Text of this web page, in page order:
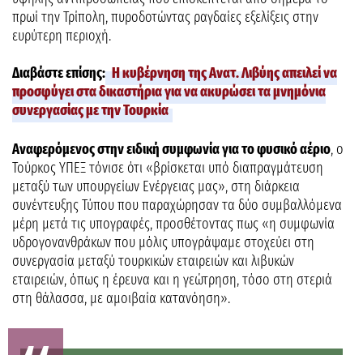
πρωί την Τρίπολη, πυροδοτώντας ραγδαίες εξελίξεις στην
ευρύτερη περιοχή.
Διαβάστε επίσης: Η κυβέρνηση της Ανατ. Λιβύης απειλεί να
προσφύγει στα δικαστήρια για να ακυρώσει τα μνημόνια
συνεργασίας με την Τουρκία
Αναφερόμενος στην ειδική συμφωνία για το φυσικό αέριο, ο
Τούρκος ΥΠΕΞ τόνισε ότι «βρίσκεται υπό διαπραγμάτευση
μεταξύ των υπουργείων Ενέργειας μας», στη διάρκεια
συνέντευξης Τύπου που παραχώρησαν τα δύο συμβαλλόμενα
μέρη μετά τις υπογραφές, προσθέτοντας πως «η συμφωνία
υδρογονανθράκων που μόλις υπογράψαμε στοχεύει στη
συνεργασία μεταξύ τουρκικών εταιρειών και λιβυκών
εταιρειών, όπως η έρευνα και η γεώτρηση, τόσο στη στεριά
στη θάλασσα, με αμοιβαία κατανόηση».